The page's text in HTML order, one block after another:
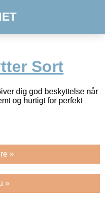
Sort
dig god beskyttelse når
og hurtigt for perfekt
»
»